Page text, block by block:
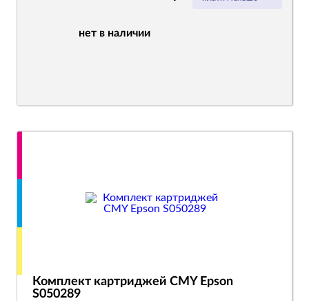
нет в наличии
Комплект картриджей CMY Epson
S050289